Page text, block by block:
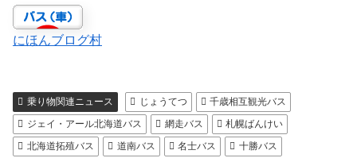
にほんブログ村
乗り物関連ニュース じょうてつ
千歳相互観光バス
ジェイ・アール北海道バス
網走バス
札幌ばんけい
北海道拓殖バス
道南バス 名士バス
十勝バス